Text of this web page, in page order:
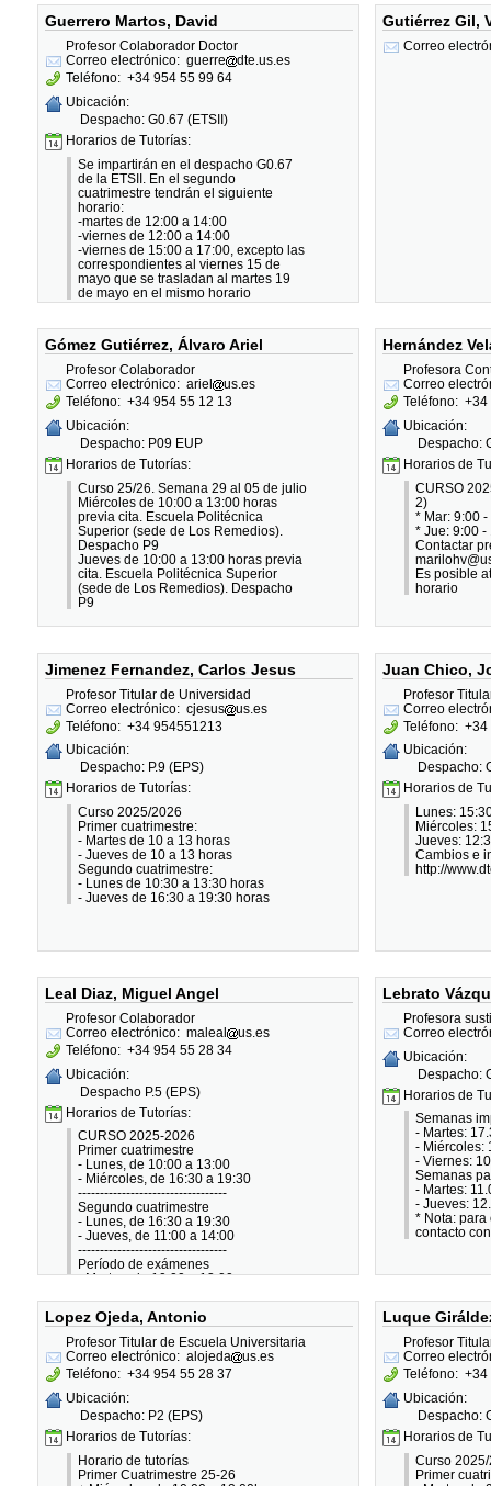
correo electrónico para confirmar
disponibilidad.
Es posible atender en otro horario
previa cita por correo electrónico.
Guerrero Martos, David
Profesor Colaborador Doctor
Correo electrónico: guerre
dte.us.es
Teléfono: +34 954 55 99 64
Ubicación:
Despacho: G0.67 (ETSII)
Horarios de Tutorías:
Se impartirán en el despacho G0.67
de la ETSII. En el segundo
cuatrimestre tendrán el siguiente
horario:
-martes de 12:00 a 14:00
-viernes de 12:00 a 14:00
-viernes de 15:00 a 17:00, excepto las
correspondientes al viernes 15 de
mayo que se trasladan al martes 19
de mayo en el mismo horario
Gutiérrez Gil,
Correo
Gómez Gutiérrez, Álvaro Ariel
Profesor Colaborador
Correo electrónico: ariel
us.es
Teléfono: +34 954 55 12 13
Ubicación:
Despacho: P09 EUP
Horarios de Tutorías:
Curso 25/26. Semana 29 al 05 de julio
Miércoles de 10:00 a 13:00 horas
previa cita. Escuela Politécnica
Superior (sede de Los Remedios).
Despacho P9
Jueves de 10:00 a 13:00 horas previa
cita. Escuela Politécnica Superior
(sede de Los Remedios). Despacho
P9
Hernández
Profesora
Correo
Teléfono: +34
Ubicación:
Despacho:
Horarios de
CURSO
2)
* Mar: 9:00 -
* Jue: 9:00 -
Contactar
Es posible
horario
Jimenez Fernandez, Carlos Jesus
Profesor Titular de Universidad
Correo electrónico: cjesus
us.es
Teléfono: +34 954551213
Ubicación:
Despacho: P.9 (EPS)
Horarios de Tutorías:
Curso 2025/2026
Primer cuatrimestre:
- Martes de 10 a 13 horas
- Jueves de 10 a 13 horas
Segundo cuatrimestre:
- Lunes de 10:30 a 13:30 horas
- Jueves de 16:30 a 19:30 horas
Juan Chico,
Profesor
Correo
Teléfono: +34
Ubicación:
Despacho:
Horarios de
Lunes:
Miércoles:
Jueves:
Cambios e
http://
Leal Diaz, Miguel Angel
Profesor Colaborador
Correo electrónico: maleal
us.es
Teléfono: +34 954 55 28 34
Ubicación:
Despacho P.5 (EPS)
Horarios de Tutorías:
CURSO 2025-2026
Primer cuatrimestre
- Lunes, de 10:00 a 13:00
- Miércoles, de 16:30 a 19:30
----------------------------------
Segundo cuatrimestre
- Lunes, de 16:30 a 19:30
- Jueves, de 11:00 a 14:00
----------------------------------
Período de exámenes
- Martes, de 10:00 a 13:00
Lebrato
Profesora
Correo
Ubicación:
Despacho:
Horarios de
Semanas
- Martes:
- Miércoles:
- Viernes:
Semanas
- Martes:
- Jueves:
* Nota: para
contacto
Lopez Ojeda, Antonio
Profesor Titular de Escuela Universitaria
Correo electrónico: alojeda
us.es
Teléfono: +34 954 55 28 37
Ubicación:
Despacho: P2 (EPS)
Horarios de Tutorías:
Horario de tutorías
Primer Cuatrimestre 25-26
Luque
Profesor
Correo
Teléfono: +34
Ubicación:
Despacho:
Horarios de
Curso
Primer